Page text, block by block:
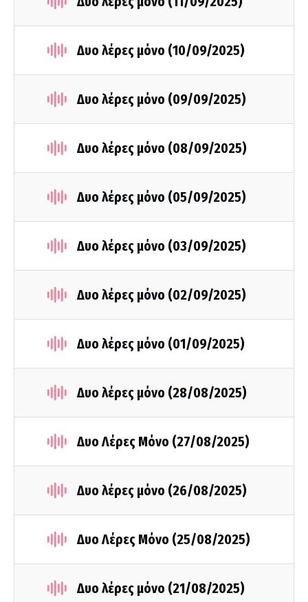
Δυο λέρες μόνο (10/09/2025)
Δυο λέρες μόνο (09/09/2025)
Δυο λέρες μόνο (08/09/2025)
Δυο λέρες μόνο (05/09/2025)
Δυο λέρες μόνο (03/09/2025)
Δυο λέρες μόνο (02/09/2025)
Δυο λέρες μόνο (01/09/2025)
Δυο λέρες μόνο (28/08/2025)
Δυο Λέρες Μόνο (27/08/2025)
Δυο λέρες μόνο (26/08/2025)
Δυο Λέρες Μόνο (25/08/2025)
Δυο λέρες μόνο (21/08/2025)